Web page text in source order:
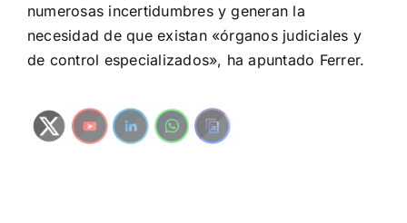
numerosas incertidumbres y generan la
necesidad de que existan «órganos judiciales y
de control especializados», ha apuntado Ferrer.